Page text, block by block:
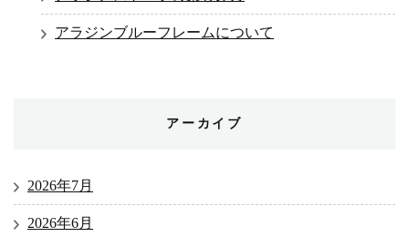
アラジンブルーフレームについて
アーカイブ
2026年7月
2026年6月